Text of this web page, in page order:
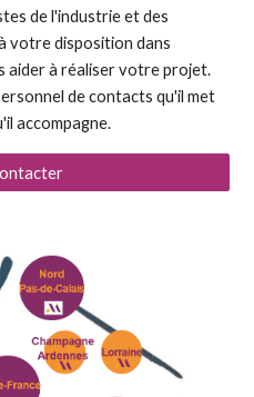
de l'industrie et des
votre disposition dans
aider à réaliser votre projet.
de contacts qu'il met
accompagne.